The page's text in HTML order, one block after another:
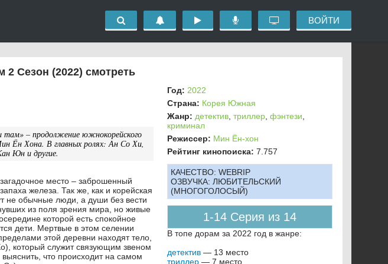
ВОЙТИ
Сезон (2022) смотреть
там» – продолжение южнокорейского
Ён Хона. В главных ролях: Ан Со Хи,
Юн и другие.
место – заброшенный
железа. Так же, как и корейская
не обычные люди, а души без вести
из поля зрения мира, но живые
которой есть спокойное
дети. Мертвые в этом селении
этой деревни находят тело,
который служит связующим звеном
что происходит на самом
Год: 2022
Страна: Корея Южная
Жанр: детектив, триллер, фэнтези
криминал
Режиссер: Мин Ён-хон
Рейтинг кинопоиска: 7.757
КАЧЕСТВО: WEBRIP
ОЗВУЧКА: ЛЮБИТЕЛЬСКИЙ
(МНОГОГОЛОСЫЙ)
1-14 Серия из 14
В топе дорам за 2022 год в жанре:
детектив— 13 место
триллер— 7 место